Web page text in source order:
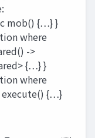
mob() {…} }
where
->
{…} }
where
execute() {…}